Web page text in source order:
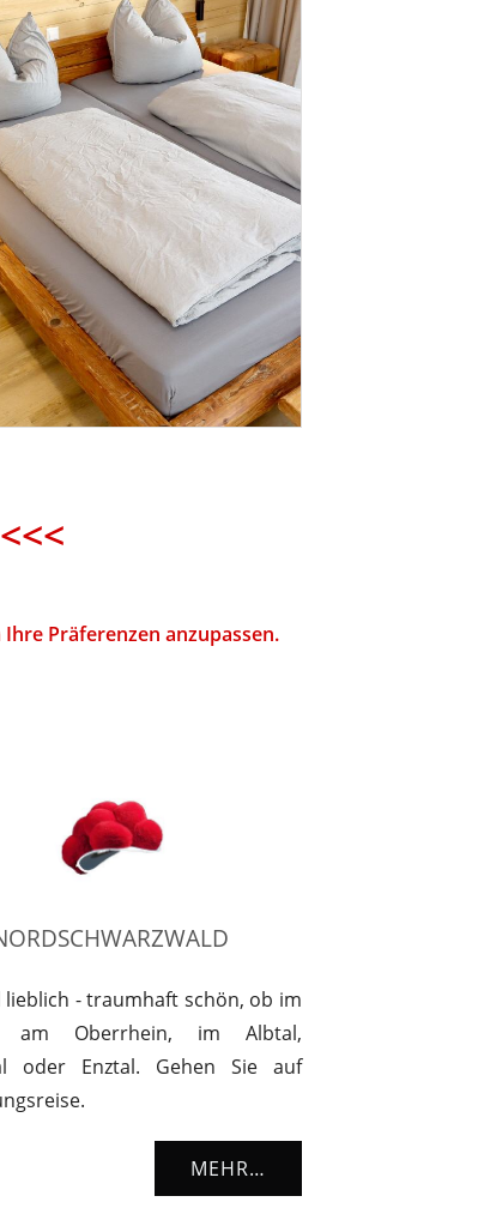
Präferenzen anzupassen.
lieblich - traumhaft schön, ob im
am Oberrhein, im Albtal,
oder Enztal. Gehen Sie auf
MEHR…